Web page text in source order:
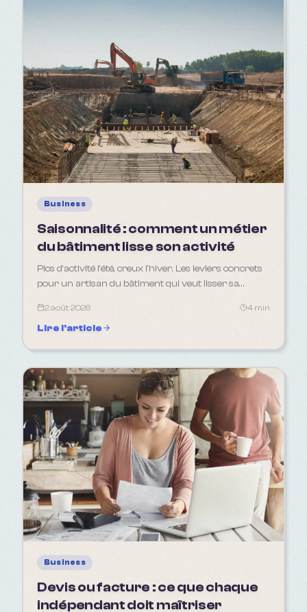
Business
Saisonnalité : comment un métier
du bâtiment lisse son activité
Pics d'activité l'été, creux l'hiver. Les leviers concrets
pour un artisan du bâtiment qui veut lisser sa
2 août 2026 4 min
Lire l'article
Business
Devis ou facture : ce que chaque
indépendant doit maîtriser